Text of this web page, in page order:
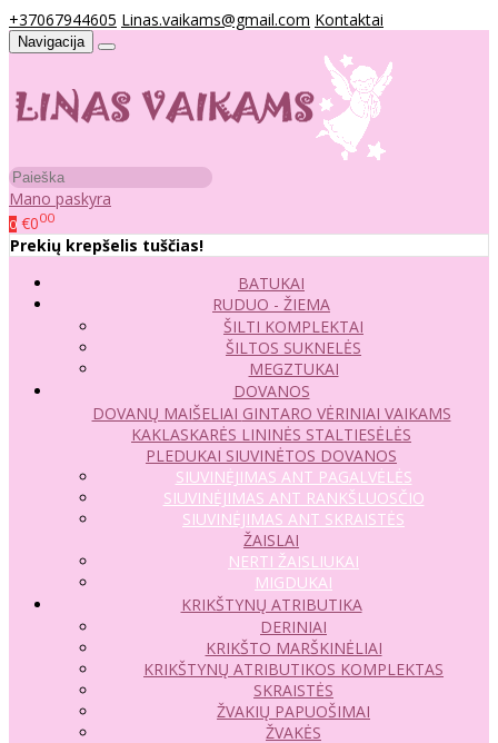
+37067944605 Linas.vaikams@gmail.com Kontaktai
Navigacija
Mano paskyra
0 €000
Prekių krepšelis tuščias!
BATUKAI
RUDUO - ŽIEMA
ŠILTI KOMPLEKTAI
ŠILTOS SUKNELĖS
MEGZTUKAI
DOVANOS
DOVANŲ MAIŠELIAI GINTARO VĖRINIAI VAIKAMS
KAKLASKARĖS LININĖS STALTIESĖLĖS
PLEDUKAI SIUVINĖTOS DOVANOS
SIUVINĖJIMAS ANT PAGALVĖLĖS
SIUVINĖJIMAS ANT RANKŠLUOSČIO
SIUVINĖJIMAS ANT SKRAISTĖS
ŽAISLAI
NERTI ŽAISLIUKAI
MIGDUKAI
KRIKŠTYNŲ ATRIBUTIKA
DERINIAI
KRIKŠTO MARŠKINĖLIAI
KRIKŠTYNŲ ATRIBUTIKOS KOMPLEKTAS
SKRAISTĖS
ŽVAKIŲ PAPUOŠIMAI
ŽVAKĖS